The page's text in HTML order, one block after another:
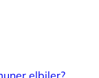
elbiler?